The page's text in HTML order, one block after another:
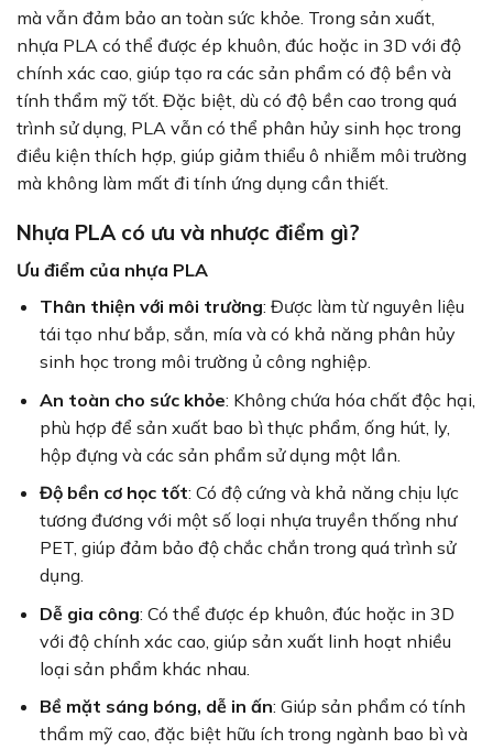
mà vẫn đảm bảo an toàn sức khỏe. Trong sản xuất,
nhựa PLA có thể được ép khuôn, đúc hoặc in 3D với độ
chính xác cao, giúp tạo ra các sản phẩm có độ bền và
tính thẩm mỹ tốt. Đặc biệt, dù có độ bền cao trong quá
trình sử dụng, PLA vẫn có thể phân hủy sinh học trong
điều kiện thích hợp, giúp giảm thiểu ô nhiễm môi trường
mà không làm mất đi tính ứng dụng cần thiết.
Nhựa PLA có ưu và nhược điểm gì?
Ưu điểm của nhựa PLA
Thân thiện với môi trường: Được làm từ nguyên liệu
tái tạo như bắp, sắn, mía và có khả năng phân hủy
sinh học trong môi trường ủ công nghiệp.
An toàn cho sức khỏe: Không chứa hóa chất độc hại,
phù hợp để sản xuất bao bì thực phẩm, ống hút, ly,
hộp đựng và các sản phẩm sử dụng một lần.
Độ bền cơ học tốt: Có độ cứng và khả năng chịu lực
tương đương với một số loại nhựa truyền thống như
PET, giúp đảm bảo độ chắc chắn trong quá trình sử
dụng.
Dễ gia công: Có thể được ép khuôn, đúc hoặc in 3D
với độ chính xác cao, giúp sản xuất linh hoạt nhiều
loại sản phẩm khác nhau.
Bề mặt sáng bóng, dễ in ấn: Giúp sản phẩm có tính
thẩm mỹ cao, đặc biệt hữu ích trong ngành bao bì và